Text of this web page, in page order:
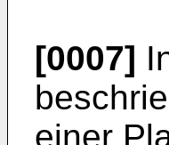
[0007]
einer